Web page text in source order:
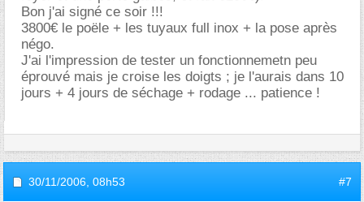
Bon j'ai signé ce soir !!!
3800€ le poële + les tuyaux full inox + la pose après
négo.
J'ai l'impression de tester un fonctionnemetn peu
éprouvé mais je croise les doigts ; je l'aurais dans 10
jours + 4 jours de séchage + rodage ... patience !
30/11/2006, 08h53 #7